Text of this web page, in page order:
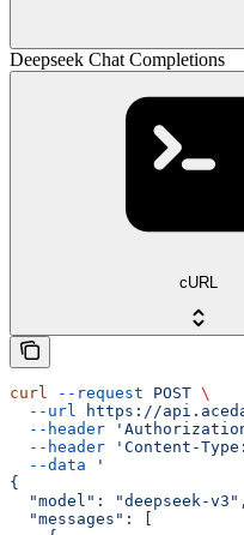
Deepseek Chat Completions
cURL
curl --request POST \
  --url
https://
  --header
  --header
'Content-
  --data
'
{
  "model": "deepseek-v3",
  "messages": [